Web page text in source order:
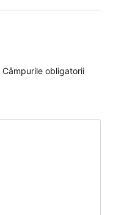
Câmpurile obligatorii